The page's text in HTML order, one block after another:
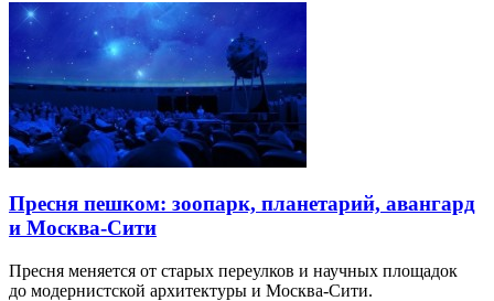
Пресня пешком: зоопарк, планетарий, авангард
и Москва-Сити
Пресня меняется от старых переулков и научных площадок
до модернистской архитектуры и Москва-Сити.